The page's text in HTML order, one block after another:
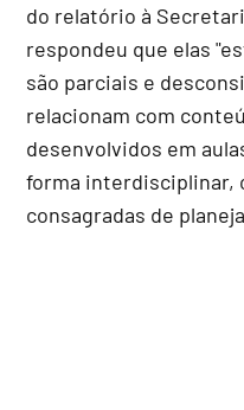
do relatório à
respondeu que elas
são parciais e
relacionam com
desenvolvidos em
forma interdisciplinar,
consagradas de